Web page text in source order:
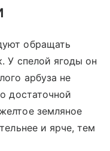
обращать
У спелой ягоды он
арбуза не
достаточной
земляное
и ярче, тем